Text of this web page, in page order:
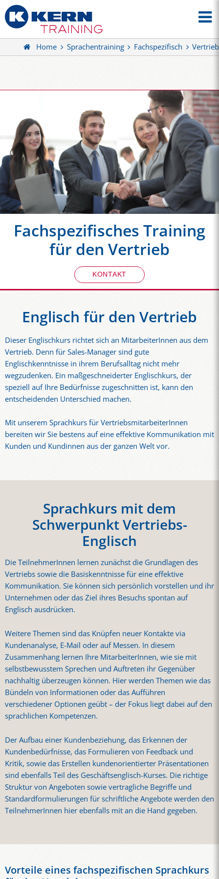
Home Sprachentraining Fachspezifisch Vertrieb
Fachspezifisches Training
für den Vertrieb
KONTAKT
Englisch für den Vertrieb
Dieser Englischkurs richtet sich an MitarbeiterInnen aus dem
Vertrieb. Denn für Sales-Manager sind gute
Englischkenntnisse in ihrem Berufsalltag nicht mehr
wegzudenken. Ein maßgeschneiderter Englischkurs, der
speziell auf Ihre Bedürfnisse zugeschnitten ist, kann den
entscheidenden Unterschied machen.
Mit unserem Sprachkurs für VertriebsmitarbeiterInnen
bereiten wir Sie bestens auf eine effektive Kommunikation mit
Kunden und Kundinnen aus der ganzen Welt vor.
Sprachkurs mit dem
Schwerpunkt Vertriebs-
Englisch
Die TeilnehmerInnen lernen zunächst die Grundlagen des
Vertriebs sowie die Basiskenntnisse für eine effektive
Kommunikation. Sie können sich persönlich vorstellen und ihr
Unternehmen oder das Ziel ihres Besuchs spontan auf
Englisch ausdrücken.
Weitere Themen sind das Knüpfen neuer Kontakte via
Kundenanalyse, E-Mail oder auf Messen. In diesem
Zusammenhang lernen Ihre MitarbeiterInnen, wie sie mit
selbstbewusstem Sprechen und Auftreten ihr Gegenüber
nachhaltig überzeugen können. Hier werden Themen wie das
Bündeln von Informationen oder das Aufführen
verschiedener Optionen geübt – der Fokus liegt dabei auf den
sprachlichen Kompetenzen.
Der Aufbau einer Kundenbeziehung, das Erkennen der
Kundenbedürfnisse, das Formulieren von Feedback und
Kritik, sowie das Erstellen kundenorientierter Präsentationen
sind ebenfalls Teil des Geschäftsenglisch-Kurses. Die richtige
Struktur von Angeboten sowie vertragliche Begriffe und
Standardformulierungen für schriftliche Angebote werden den
TeilnehmerInnen hier ebenfalls mit an die Hand gegeben.
Vorteile eines fachspezifischen Sprachkurs